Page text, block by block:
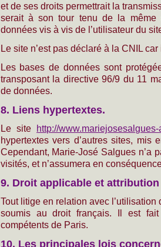
et de ses droits permettrait la
serait à son tour tenu de la même
données vis à vis de l’utilisateur du
Le site n’est pas déclaré à la CNIL
Les bases de données sont
transposant la directive 96/9 du 11
de données.
8. Liens hypertextes.
Le site http://
hypertextes vers d’autres sites, mis
Cependant, Marie-José Salgues n’a
visités, et n’assumera en
9. Droit applicable et
Tout litige en relation avec l’utilisation
soumis au droit français. Il est
compétents de Paris.
10. Les principales lois